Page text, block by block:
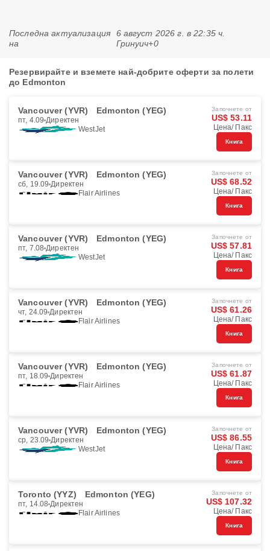
Последна актуализация
на
6 август 2026 г. в 22:35 ч.
Гринуич+0
Резервирайте и вземете най-добрите оферти за полети
до Edmonton
Vancouver (YVR) Edmonton (YEG)
пт, 4.09 Директен
WestJet
Започнете от
US$ 53.11
Цена/ Пакс
Книга
Vancouver (YVR) Edmonton (YEG)
сб, 19.09 Директен
Flair Airlines
Започнете от
US$ 68.52
Цена/ Пакс
Книга
Vancouver (YVR) Edmonton (YEG)
пт, 7.08 Директен
WestJet
Започнете от
US$ 57.81
Цена/ Пакс
Книга
Vancouver (YVR) Edmonton (YEG)
чт, 24.09 Директен
Flair Airlines
Започнете от
US$ 61.26
Цена/ Пакс
Книга
Vancouver (YVR) Edmonton (YEG)
пт, 18.09 Директен
Flair Airlines
Започнете от
US$ 61.87
Цена/ Пакс
Книга
Vancouver (YVR) Edmonton (YEG)
ср, 23.09 Директен
WestJet
Започнете от
US$ 86.55
Цена/ Пакс
Книга
Toronto (YYZ) Edmonton (YEG)
пт, 14.08 Директен
Flair Airlines
Започнете от
US$ 107.32
Цена/ Пакс
Книга